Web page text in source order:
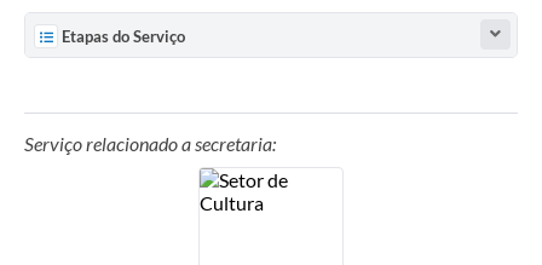
Etapas do Serviço
Serviço relacionado a secretaria: